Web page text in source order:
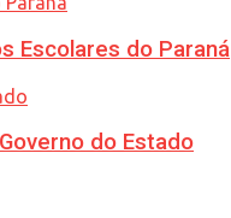
Escolares do Paraná
do Estado